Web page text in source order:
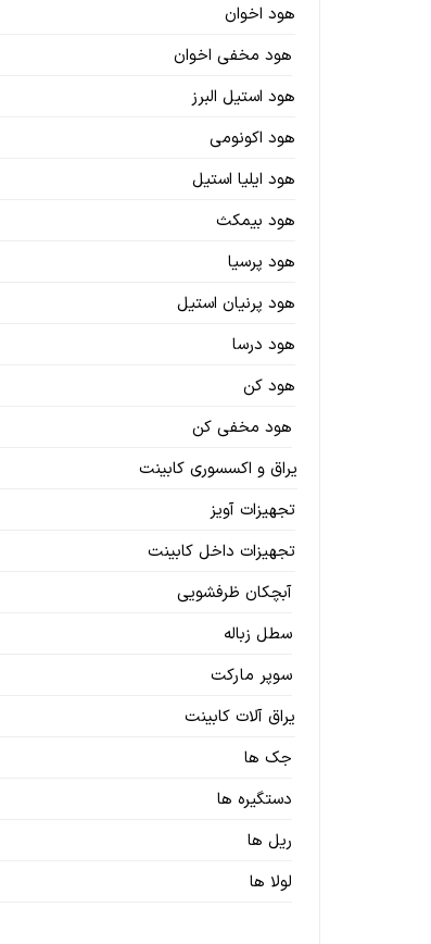
هود اخوان
هود مخفی اخوان
هود استیل البرز
هود اکونومی
هود ایلیا استیل
هود بیمکث
هود پرسیا
هود پرنیان استیل
هود درسا
هود کن
هود مخفی کن
یراق و اکسسوری کابینت
تجهیزات آویز
تجهیزات داخل کابینت
آبچکان ظرفشویی
سطل زباله
سوپر مارکت
یراق آلات کابینت
جک ها
دستگیره ها
ریل ها
لولا ها